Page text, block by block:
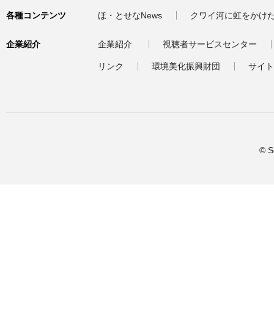
各種コンテンツ ほ・とせなNews クワイ河に虹をかけ
企業紹介 企業紹介 視聴者サービスセンター
リンク 環境美化振興財団 サイ
©